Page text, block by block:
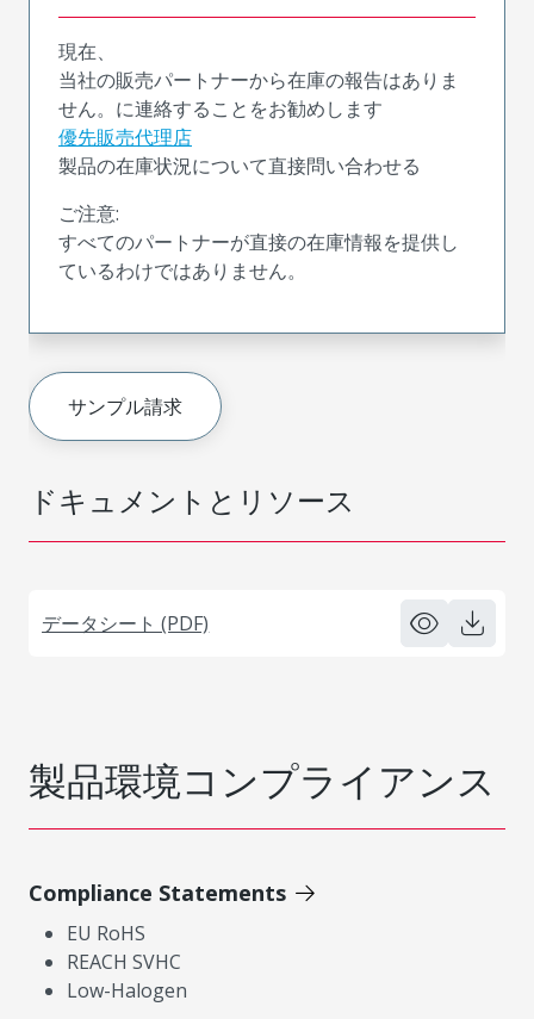
ドキュメントとリソース
データシート (PDF)
現在、
当社の販売パートナーから在庫の報告はありま
せん。に連絡することをお勧めします
優先販売代理店
製品の在庫状況について直接問い合わせる
ご注意:
すべてのパートナーが直接の在庫情報を提供し
ているわけではありません。
サンプル請求
製品環境コンプライアンス
Compliance Statements
EU RoHS
REACH SVHC
Low-Halogen